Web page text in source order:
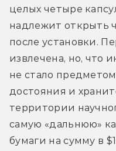
целых четыре
надлежит открыть
после установки.
извлечена, но, что
не стало
достояния и
территории
самую «дальнюю»
бумаги на сумму в